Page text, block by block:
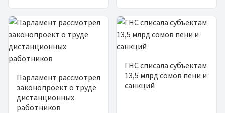
Парламент рассмотрел
законопроект о труде
дистанционных
работников
ГНС списала субъектам
13,5 млрд сомов пени и
санкций